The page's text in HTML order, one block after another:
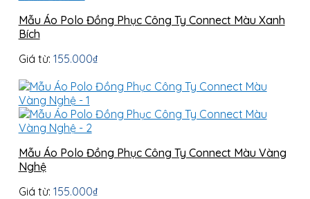
Mẫu Áo Polo Đồng Phục Công Ty Connect Màu Xanh
Bích
Giá từ: 155.000₫
Mẫu Áo Polo Đồng Phục Công Ty Connect Màu Vàng
Nghệ
Giá từ: 155.000₫